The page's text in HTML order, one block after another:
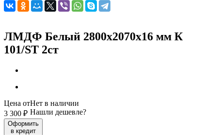
ЛМДФ Белый 2800х2070х16 мм К
101/ST 2ст
Цена от
3 300 ₽
Оформить
в кредит
Нет в наличии
Нашли дешевле?